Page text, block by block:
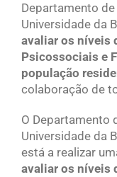
Departamento
Universidade da
avaliar os níveis
Psicossociais e
população
colaboração de
O Departamento
Universidade da
está a realizar
avaliar os níveis